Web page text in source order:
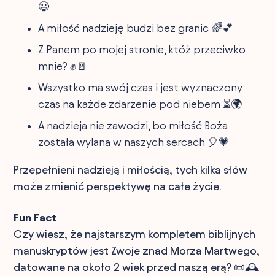
😃
A miłość nadzieję budzi bez granic 🌈💕
Z Panem po mojej stronie, któż przeciwko
mnie? ✊🚪
Wszystko ma swój czas i jest wyznaczony
czas na każde zdarzenie pod niebem ⏳🌍
A nadzieja nie zawodzi, bo miłość Boża
została wylana w naszych sercach 🎈💗
Przepełnieni nadzieją i miłością, tych kilka słów
może zmienić perspektywę na całe życie.
Fun Fact
Czy wiesz, że najstarszym kompletem biblijnych
manuskryptów jest Zwoje znad Morza Martwego,
datowane na około 2 wiek przed naszą erą? 📜🕰️